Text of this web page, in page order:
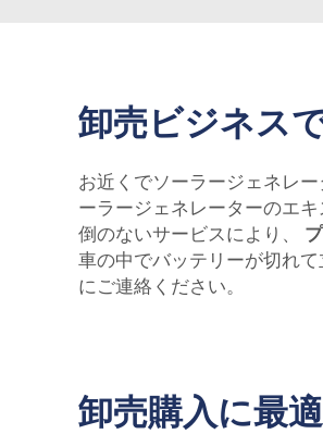
卸売ビジネス
お近くでソーラージェネレ
ーラージェネレーターのエ
倒のないサービスにより、
車の中でバッテリーが切れ
にご連絡ください。
卸売購入に最